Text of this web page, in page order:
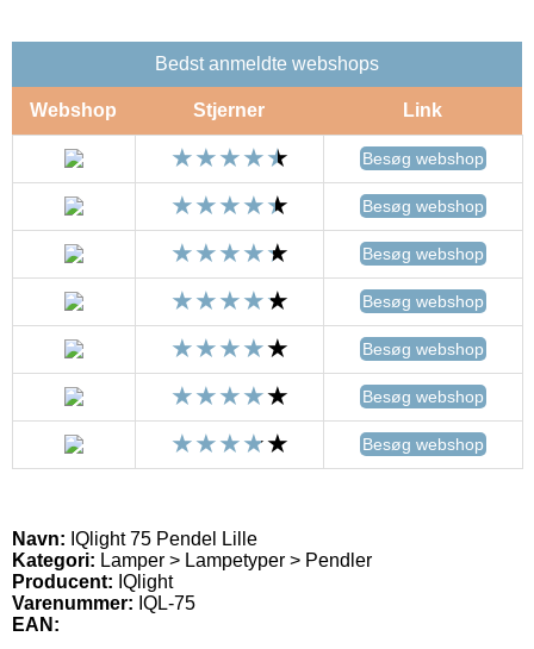
Bedst anmeldte webshops
Webshop Stjerner Link
Besøg webshop
Besøg webshop
Besøg webshop
Besøg webshop
Besøg webshop
Besøg webshop
Besøg webshop
Navn: IQlight 75 Pendel Lille
Kategori: Lamper > Lampetyper > Pendler
Producent: IQlight
Varenummer: IQL-75
EAN: